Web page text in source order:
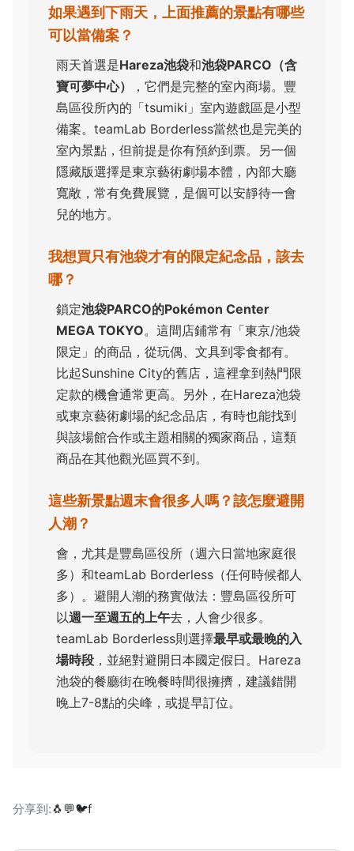
如果遇到下雨天，上面推薦的景點有哪些
可以當備案？
雨天首選是Hareza池袋和池袋PARCO（含
寶可夢中心）
，它們是完整的室內商場。豐
島區役所內的「tsumiki」室內遊戲區是小型
備案。teamLab Borderless當然也是完美的
室內景點，但前提是你有預約到票。另一個
隱藏版選擇是東京藝術劇場本體，內部大廳
寬敞，常有免費展覽，是個可以安靜待一會
兒的地方。
我想買只有池袋才有的限定紀念品，該去
哪？
鎖定池袋PARCO的Pokémon Center
MEGA TOKYO。這間店鋪常有「東京/池袋
限定」的商品，從玩偶、文具到零食都有。
比起Sunshine City的舊店，這裡拿到熱門限
定款的機會通常更高。另外，在Hareza池袋
或東京藝術劇場的紀念品店，有時也能找到
與該場館合作或主題相關的獨家商品，這類
商品在其他觀光區買不到。
這些新景點週末會很多人嗎？該怎麼避開
人潮？
會，尤其是豐島區役所（週六日當地家庭很
多）和teamLab Borderless（任何時候都人
多）。避開人潮的務實做法：豐島區役所可
以週一至週五的上午去，人會少很多。
teamLab Borderless則選擇最早或最晚的入
場時段 ，並絕對避開日本國定假日。Hareza
池袋的餐廳街在晚餐時間很擁擠，建議錯開
晚上7-8點的尖峰，或提早訂位。
分享到:🐧💬🐦f